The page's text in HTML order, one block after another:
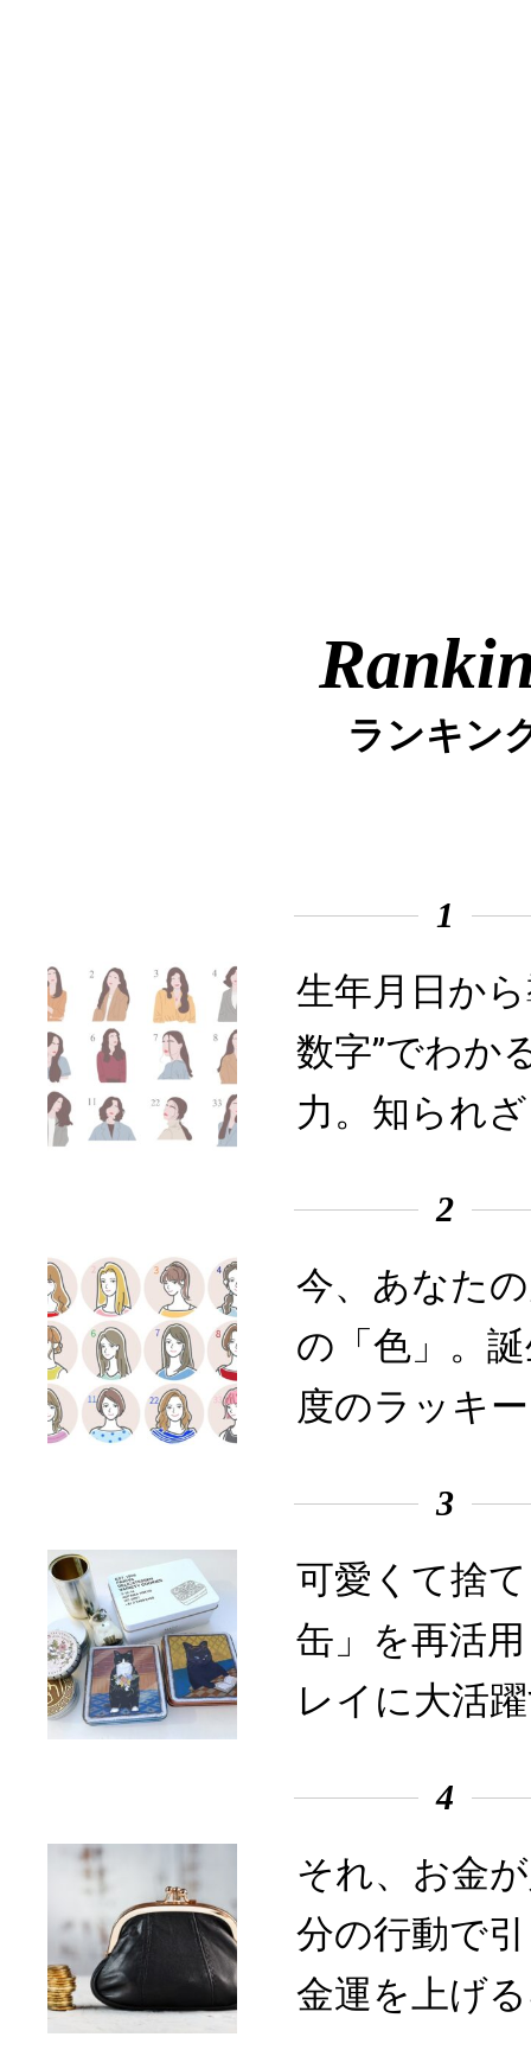
ランキン
1
生年月日か
数字”でわか
力。知られ
2
今、あなた
の「色」。
度のラッキ
3
可愛くて捨
缶」を再活
レイに大活
4
それ、お金
分の行動で
金運を上げ